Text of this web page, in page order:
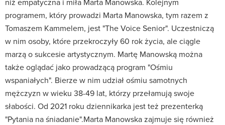
programem, który prowadzi Marta Manowska, tym razem z
Tomaszem Kammelem, jest "The Voice Senior". Uczestniczą
w nim osoby, które przekroczyły 60 rok życia, ale ciągle
marzą o sukcesie artystycznym. Martę Manowską można
także oglądać jako prowadzącą program "Ośmiu
wspaniałych". Bierze w nim udział ośmiu samotnych
mężczyzn w wieku 38-49 lat, którzy przełamują swoje
słabości. Od 2021 roku dziennikarka jest też prezenterką
"Pytania na śniadanie".Marta Manowska zajmuje się również